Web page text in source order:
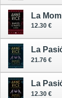
La
12.30 €
21.76 €
12.30 €